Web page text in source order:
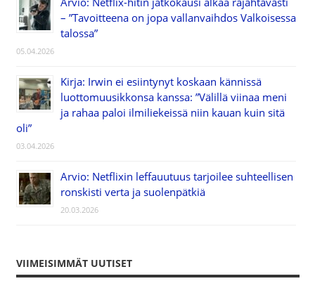
– ”Tavoitteena on jopa vallanvaihdos Valkoisessa
talossa”
05.04.2026
Kirja: Irwin ei esiintynyt koskaan kännissä
luottomuusikkonsa kanssa: ”Välillä viinaa meni
ja rahaa paloi ilmiliekeissä niin kauan kuin sitä
oli”
03.04.2026
Arvio: Netflixin leffauutuus tarjoilee suhteellisen
ronskisti verta ja suolenpätkiä
20.03.2026
VIIMEISIMMÄT UUTISET